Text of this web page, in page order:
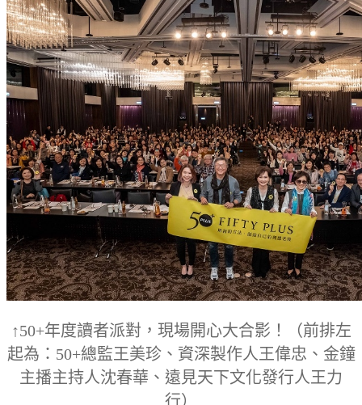
↑50+年度讀者派對，現場開心大合影！（前排左
起為：50+總監王美珍、資深製作人王偉忠、金鐘
主播主持人沈春華、遠見天下文化發行人王力
行）